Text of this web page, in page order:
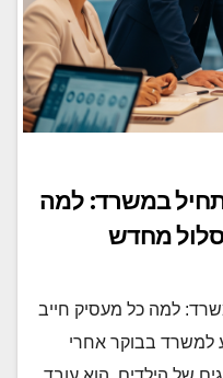
במשרד: למה
מחדש
למה כל מעסיק חייב
למשרד בבוקר אחרי